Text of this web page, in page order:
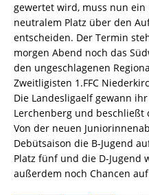
gewertet wird, muss nun
neutralem Platz über den
entscheiden. Der Termin
morgen Abend noch das
den ungeschlagenen
Zweitligisten 1.FFC
Die Landesligaelf gewann
Lerchenberg und beschließt
Von der neuen
Debütsaison die B-Jugend
Platz fünf und die D-Jugend
außerdem noch Chancen